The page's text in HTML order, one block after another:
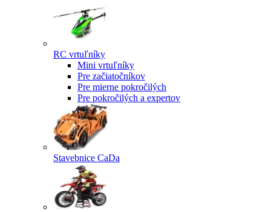
RC vrtuľníky
Mini vrtuľníky
Pre začiatočníkov
Pre mierne pokročilých
Pre pokročilých a expertov
Stavebnice CaDa